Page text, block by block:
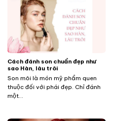
Cách đánh son chuẩn đẹp như
sao Hàn, lâu trôi
Son môi là món mỹ phẩm quen
thuộc đối với phái đẹp. Chỉ đánh
một...